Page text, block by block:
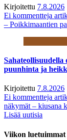
Kirjoitettu 7.8.2026
Ei kommentteja
– Poikkimaantien
Sahateollisuudella
puunhinta ja
Kirjoitettu 7.8.2026
Ei kommentteja
näkymät – kiusana
Lisää uutisia
Viikon luetuimmat